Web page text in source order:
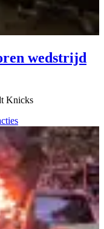
wedstrijd
Knicks